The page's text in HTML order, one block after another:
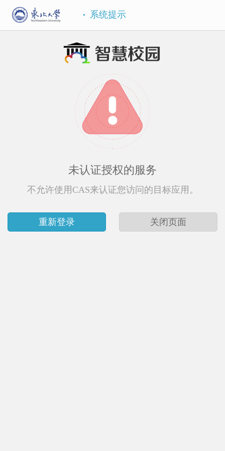
系统提示
未认证授权的服务
不允许使用CAS来认证您访问的目标应用。